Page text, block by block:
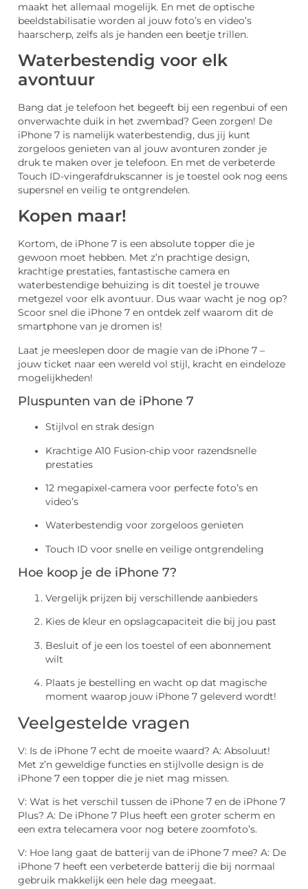
maakt het allemaal mogelijk. En met de optische
beeldstabilisatie worden al jouw foto’s en video’s
haarscherp, zelfs als je handen een beetje trillen.
Waterbestendig voor elk
avontuur
Bang dat je telefoon het begeeft bij een regenbui of een
onverwachte duik in het zwembad? Geen zorgen! De
iPhone 7 is namelijk waterbestendig, dus jij kunt
zorgeloos genieten van al jouw avonturen zonder je
druk te maken over je telefoon. En met de verbeterde
Touch ID-vingerafdrukscanner is je toestel ook nog eens
supersnel en veilig te ontgrendelen.
Kopen maar!
Kortom, de iPhone 7 is een absolute topper die je
gewoon moet hebben. Met z’n prachtige design,
krachtige prestaties, fantastische camera en
waterbestendige behuizing is dit toestel je trouwe
metgezel voor elk avontuur. Dus waar wacht je nog op?
Scoor snel die iPhone 7 en ontdek zelf waarom dit de
smartphone van je dromen is!
Laat je meeslepen door de magie van de iPhone 7 –
jouw ticket naar een wereld vol stijl, kracht en eindeloze
mogelijkheden!
Pluspunten van de iPhone 7
Stijlvol en strak design
Krachtige A10 Fusion-chip voor razendsnelle
prestaties
12 megapixel-camera voor perfecte foto’s en
video’s
Waterbestendig voor zorgeloos genieten
Touch ID voor snelle en veilige ontgrendeling
Hoe koop je de iPhone 7?
Vergelijk prijzen bij verschillende aanbieders
Kies de kleur en opslagcapaciteit die bij jou past
Besluit of je een los toestel of een abonnement
wilt
Plaats je bestelling en wacht op dat magische
moment waarop jouw iPhone 7 geleverd wordt!
Veelgestelde vragen
V: Is de iPhone 7 echt de moeite waard? A: Absoluut!
Met z’n geweldige functies en stijlvolle design is de
iPhone 7 een topper die je niet mag missen.
V: Wat is het verschil tussen de iPhone 7 en de iPhone 7
Plus? A: De iPhone 7 Plus heeft een groter scherm en
een extra telecamera voor nog betere zoomfoto’s.
V: Hoe lang gaat de batterij van de iPhone 7 mee? A: De
iPhone 7 heeft een verbeterde batterij die bij normaal
gebruik makkelijk een hele dag meegaat.